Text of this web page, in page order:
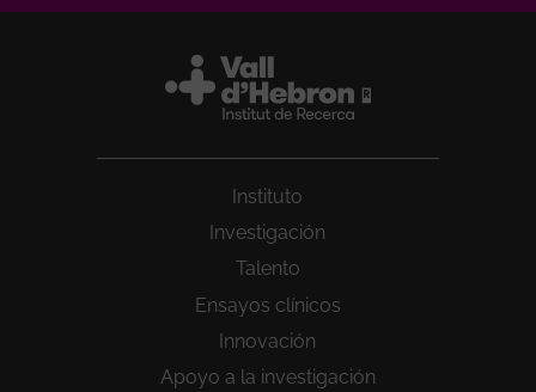
Instituto
Investigación
Talento
Ensayos clínicos
Innovación
Apoyo a la investigación